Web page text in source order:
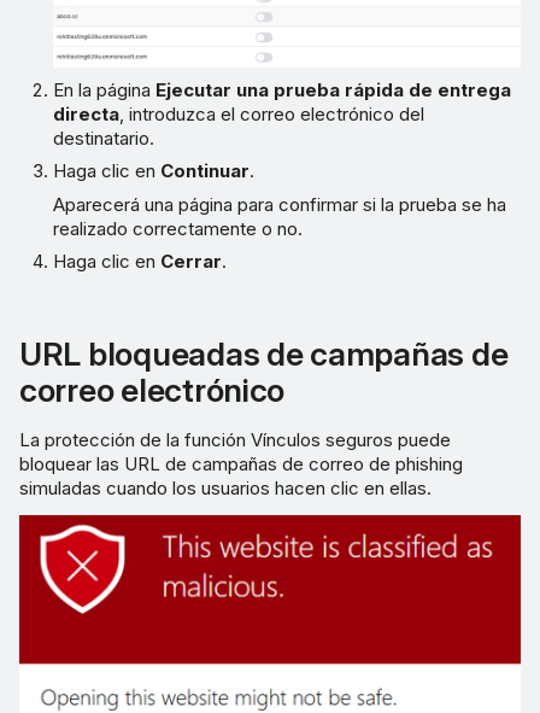
En la página Ejecutar una prueba rápida de entrega
directa, introduzca el correo electrónico del
destinatario.
Haga clic en Continuar.
Aparecerá una página para confirmar si la prueba se ha
realizado correctamente o no.
Haga clic en Cerrar.
URL bloqueadas de campañas de
correo electrónico
La protección de la función Vínculos seguros puede
bloquear las URL de campañas de correo de phishing
simuladas cuando los usuarios hacen clic en ellas.